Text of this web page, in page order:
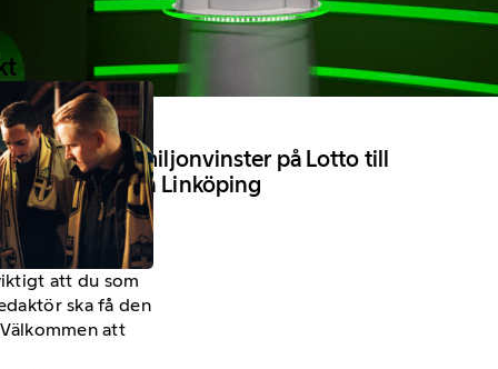
att du som
ska få den
att
11 Februari 2026
Årets första miljonvinster på Lotto till
Sundsvall och Linköping